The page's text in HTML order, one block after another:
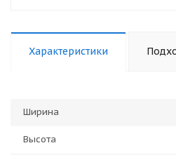
Характеристики
Ширина
Высота